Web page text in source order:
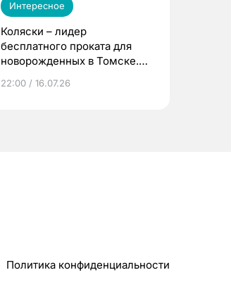
Интересное
Коляски – лидер
бесплатного проката для
новорожденных в Томске.
22:00 / 16.07.26
Политика конфиденциальности